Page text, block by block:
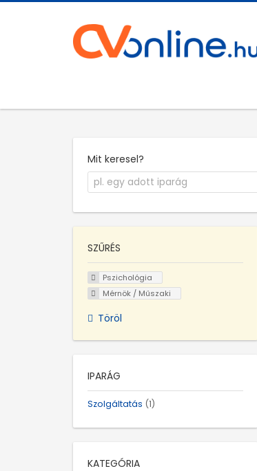
Mit keresel?
SZŰRÉS
Pszichológia
Mérnök / Műszaki
Töröl
IPARÁG
Szolgáltatás (1)
KATEGÓRIA